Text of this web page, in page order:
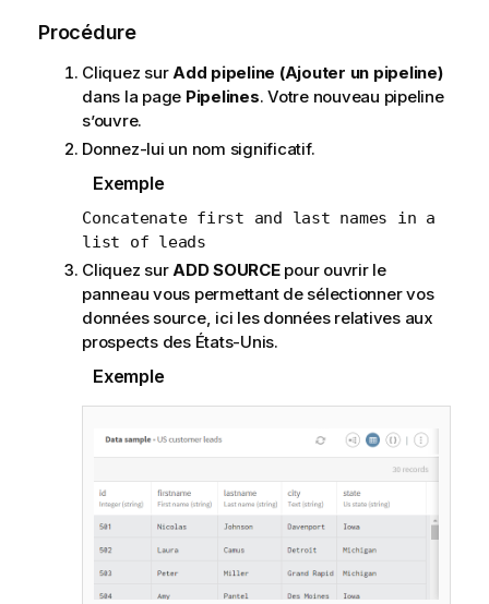
Procédure
Cliquez surAdd pipeline (Ajouter un pipeline)
dans la page Pipelines. Votre nouveau pipeline
s’ouvre.
Donnez-lui un nom significatif.
Exemple
Concatenate first and last names in a
list of leads
Cliquez surADD SOURCEpour ouvrir le
panneau vous permettant de sélectionner vos
données source, ici les données relatives aux
prospects des États-Unis.
Exemple